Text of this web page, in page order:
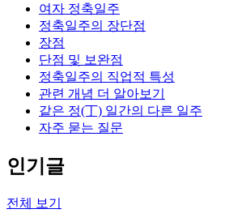
여자 정축일주
정축일주의 장단점
장점
단점 및 보완점
정축일주의 직업적 특성
관련 개념 더 알아보기
같은 정(丁) 일간의 다른 일주
자주 묻는 질문
인기글
전체 보기